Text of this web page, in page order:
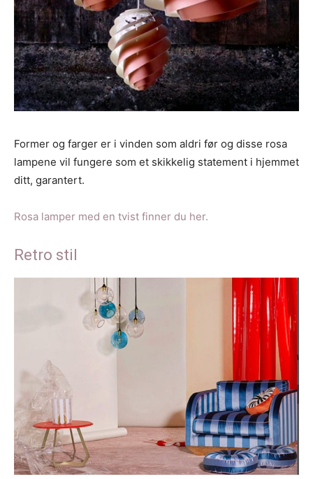
Former og farger er i vinden som aldri før og disse rosa
lampene vil fungere som et skikkelig statement i hjemmet
ditt, garantert.
Rosa lamper med en tvist finner du her.
Retro stil